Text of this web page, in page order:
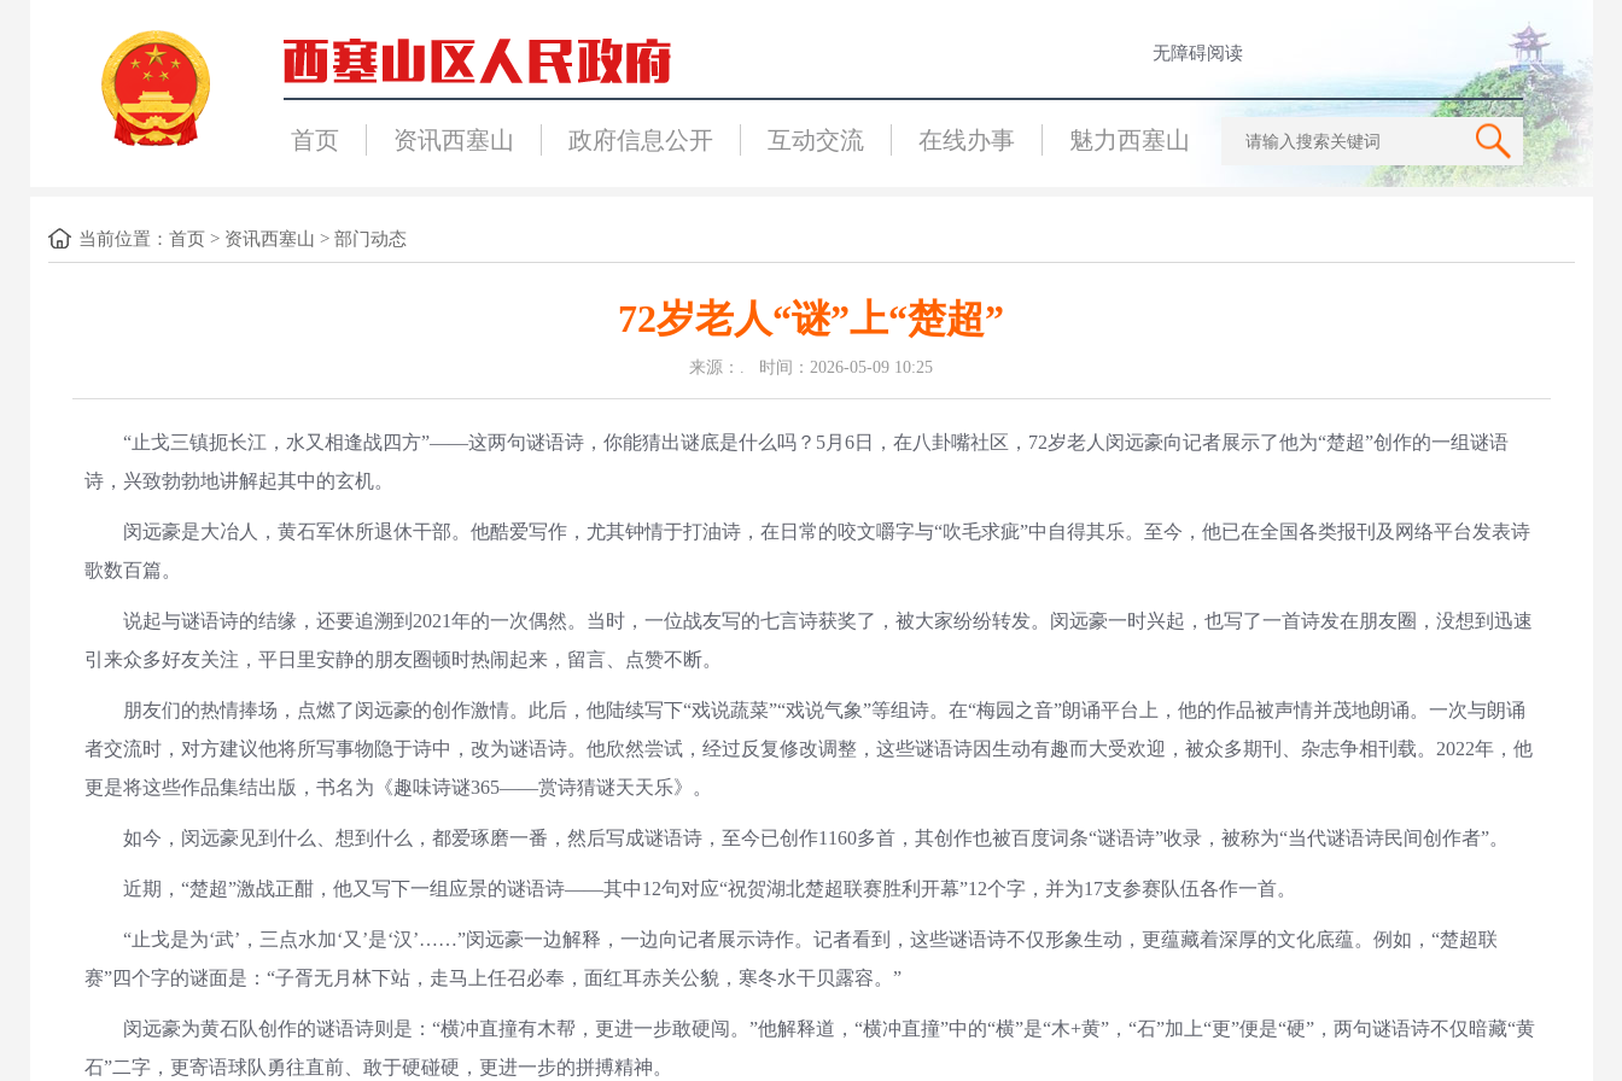
无障碍阅读
首页 资讯西塞山 政府信息公开 互动交流 在线办事 魅力西塞山
当前位置： 首页> 资讯西塞山 > 部门动态
72岁老人“谜”上“楚超”
来源：. 时间：2026-05-09 10:25
“止戈三镇扼长江，水又相逢战四方”——这两句谜语诗，你能猜出谜底是什么吗？5月6日，在八卦嘴社区，72岁老人闵远豪向记者展示了他为“楚超”创作的一组谜语
诗，兴致勃勃地讲解起其中的玄机。
闵远豪是大冶人，黄石军休所退休干部。他酷爱写作，尤其钟情于打油诗，在日常的咬文嚼字与“吹毛求疵”中自得其乐。至今，他已在全国各类报刊及网络平台发表诗
歌数百篇。
说起与谜语诗的结缘，还要追溯到2021年的一次偶然。当时，一位战友写的七言诗获奖了，被大家纷纷转发。闵远豪一时兴起，也写了一首诗发在朋友圈，没想到迅速
引来众多好友关注，平日里安静的朋友圈顿时热闹起来，留言、点赞不断。
朋友们的热情捧场，点燃了闵远豪的创作激情。此后，他陆续写下“戏说蔬菜”“戏说气象”等组诗。在“梅园之音”朗诵平台上，他的作品被声情并茂地朗诵。一次与朗诵
者交流时，对方建议他将所写事物隐于诗中，改为谜语诗。他欣然尝试，经过反复修改调整，这些谜语诗因生动有趣而大受欢迎，被众多期刊、杂志争相刊载。2022年，他
更是将这些作品集结出版，书名为《趣味诗谜365——赏诗猜谜天天乐》。
如今，闵远豪见到什么、想到什么，都爱琢磨一番，然后写成谜语诗，至今已创作1160多首，其创作也被百度词条“谜语诗”收录，被称为“当代谜语诗民间创作者”。
近期，“楚超”激战正酣，他又写下一组应景的谜语诗——其中12句对应“祝贺湖北楚超联赛胜利开幕”12个字，并为17支参赛队伍各作一首。
“止戈是为‘武’，三点水加‘又’是‘汉’……”闵远豪一边解释，一边向记者展示诗作。记者看到，这些谜语诗不仅形象生动，更蕴藏着深厚的文化底蕴。例如，“楚超联
赛”四个字的谜面是：“子胥无月林下站，走马上任召必奉，面红耳赤关公貌，寒冬水干贝露容。”
闵远豪为黄石队创作的谜语诗则是：“横冲直撞有木帮，更进一步敢硬闯。”他解释道，“横冲直撞”中的“横”是“木+黄”，“石”加上“更”便是“硬”，两句谜语诗不仅暗藏“黄
石”二字，更寄语球队勇往直前、敢于硬碰硬，更进一步的拼搏精神。